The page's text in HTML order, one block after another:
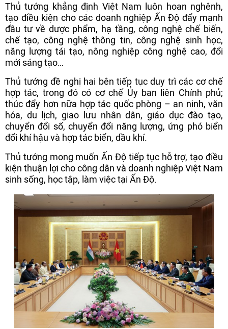
Thủ tướng khẳng định Việt Nam luôn hoan nghênh,
tạo điều kiện cho các doanh nghiệp Ấn Độ đẩy mạnh
đầu tư về dược phẩm, hạ tầng, công nghệ chế biến,
chế tạo, công nghệ thông tin, công nghệ sinh học,
năng lượng tái tạo, nông nghiệp công nghệ cao, đổi
mới sáng tạo…
Thủ tướng đề nghị hai bên tiếp tục duy trì các cơ chế
hợp tác, trong đó có cơ chế Ủy ban liên Chính phủ;
thúc đẩy hơn nữa hợp tác quốc phòng – an ninh, văn
hóa, du lịch, giao lưu nhân dân, giáo dục đào tạo,
chuyển đổi số, chuyển đổi năng lượng, ứng phó biển
đổi khí hậu và hợp tác biển, dầu khí.
Thủ tướng mong muốn Ấn Độ tiếp tục hỗ trợ, tạo điều
kiện thuận lợi cho công dân và doanh nghiệp Việt Nam
sinh sống, học tập, làm việc tại Ấn Độ.